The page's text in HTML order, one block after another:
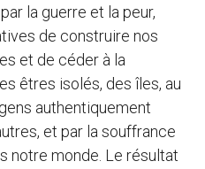
la guerre et la peur,
de construire nos
et de céder à la
êtres isolés, des îles, au
authentiquement
et par la souffrance
notre monde. Le résultat